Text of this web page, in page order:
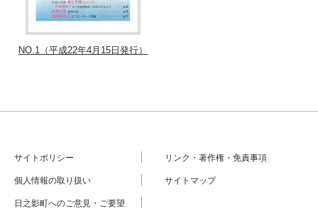
NO.1（平成22年4月15日発行）
サイトポリシー リンク・著作権・免責事項
個人情報の取り扱い サイトマップ
日之影町へのご意見・ご要望